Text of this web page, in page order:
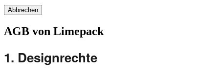
Abbrechen
AGB von Limepack
1. Designrechte